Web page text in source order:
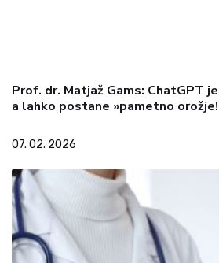
Prof. dr. Matjaž Gams: ChatGPT
a lahko postane »pametno
07. 02. 2026